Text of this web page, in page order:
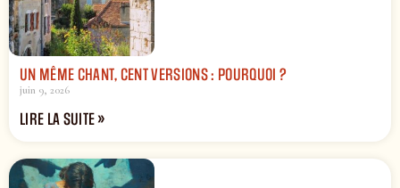
UN MÊME CHANT, CENT VERSIONS : POURQUOI ?
juin 9, 2026
LIRE LA SUITE »